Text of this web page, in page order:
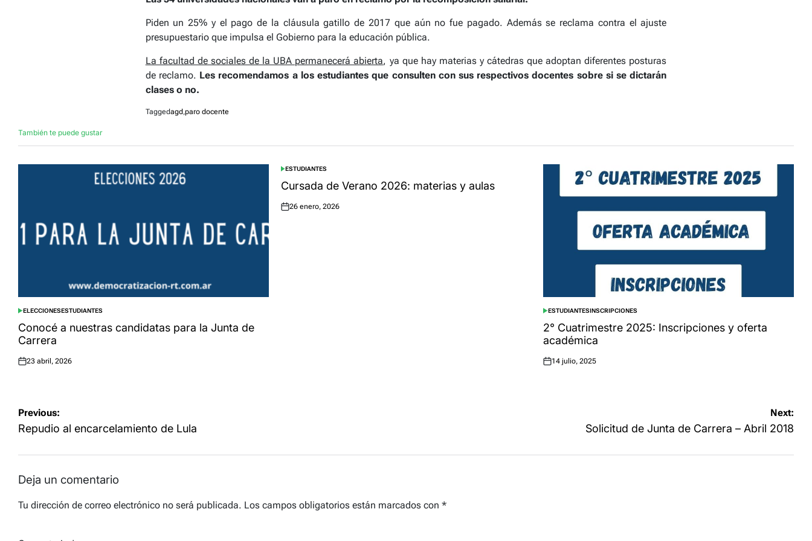
Piden un 25% y el pago de la cláusula gatillo de 2017 que aún no fue pagado. Además se reclama contra el ajuste
presupuestario que impulsa el Gobierno para la educación pública.
La facultad de sociales de la UBA permanecerá abierta, ya que hay materias y cátedras que adoptan diferentes posturas
de reclamo. Les recomendamos a los estudiantes que consulten con sus respectivos docentes sobre si se dictarán
clases o no.
Taggedagd ,paro docente
También te puede gustar
POSTED
IN
ELECCIONES ESTUDIANTES
Conocé a nuestras candidatas para la Junta de
Carrera
Posted
23 abril, 2026
POSTED
IN
ESTUDIANTES
Cursada de Verano 2026: materias y aulas
Posted
26 enero, 2026
POSTED
IN
ESTUDIANTES INSCRIPCIONES
2° Cuatrimestre 2025: Inscripciones y oferta
académica
Posted
14 julio, 2025
Navegación
de
Previous:
Repudio al encarcelamiento de Lula
Next:
Solicitud de Junta de Carrera – Abril 2018
Deja un comentario
Tu dirección de correo electrónico no será publicada. Los campos obligatorios están marcados con *